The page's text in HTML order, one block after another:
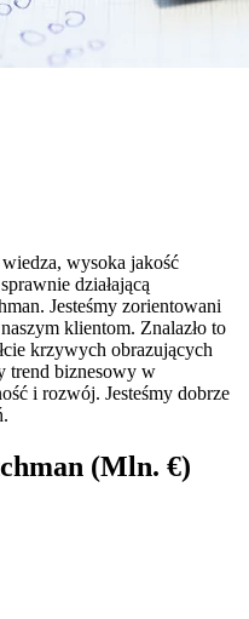
wysoka jakość
działającą
Jesteśmy zorientowani
klientom. Znalazło to
krzywych obrazujących
trend biznesowy w
i rozwój. Jesteśmy dobrze
(Mln. €)